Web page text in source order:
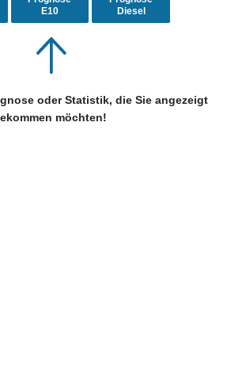
E10
Diesel
oder Statistik, die Sie angezeigt
möchten!